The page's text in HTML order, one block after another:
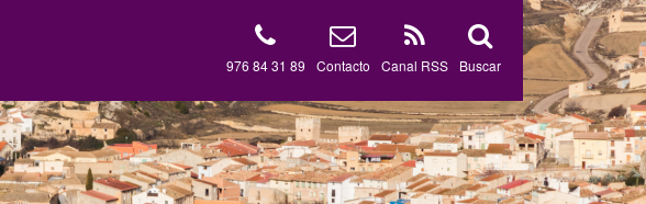
Buscar
Canal RSS
Contacto
976 84 31 89